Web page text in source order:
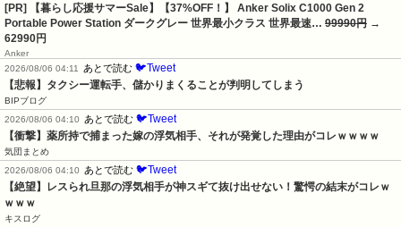
[PR] 【暮らし応援サマーSale】【37%OFF！】 Anker Solix C1000 Gen 2
Portable Power Station ダークグレー 世界最小クラス 世界最速… 99990円 →
62990円
Anker
2026/08/06 04:11
あとで読む 🐦Tweet
【悲報】タクシー運転手、儲かりまくることが判明してしまう
BIPブログ
2026/08/06 04:10
あとで読む 🐦Tweet
【衝撃】薬所持で捕まった嫁の浮気相手、それが発覚した理由がコレｗｗｗｗ
気団まとめ
2026/08/06 04:10
あとで読む 🐦Tweet
【絶望】レスられ旦那の浮気相手が神スギて抜け出せない！驚愕の結末がコレｗ
ｗｗｗ
キスログ